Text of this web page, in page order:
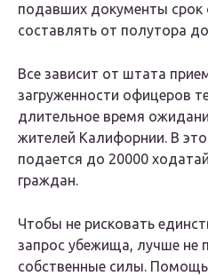
подавших документы
составлять от полутора
Все зависит от штата
загруженности офицеров
длительное время
жителей Калифорнии. В
подается до 20000
граждан.
Чтобы не рисковать
запрос убежища, лучше не
собственные силы. Помощь